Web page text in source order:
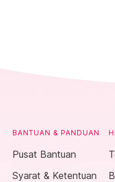
BANTUAN & PANDUAN
Pusat Bantuan
Syarat & Ketentuan